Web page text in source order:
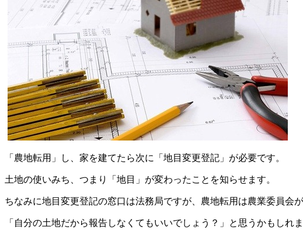
「農地転用」し、家を建てたら次に「地目変更登記」が必要です。
土地の使いみち、つまり「地目」が変わったことを知らせます。
ちなみに地目変更登記の窓口は法務局ですが、農地転用は農業委員会
「自分の土地だから報告しなくてもいいでしょう？」と思うかもし